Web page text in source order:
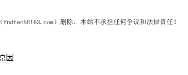
因